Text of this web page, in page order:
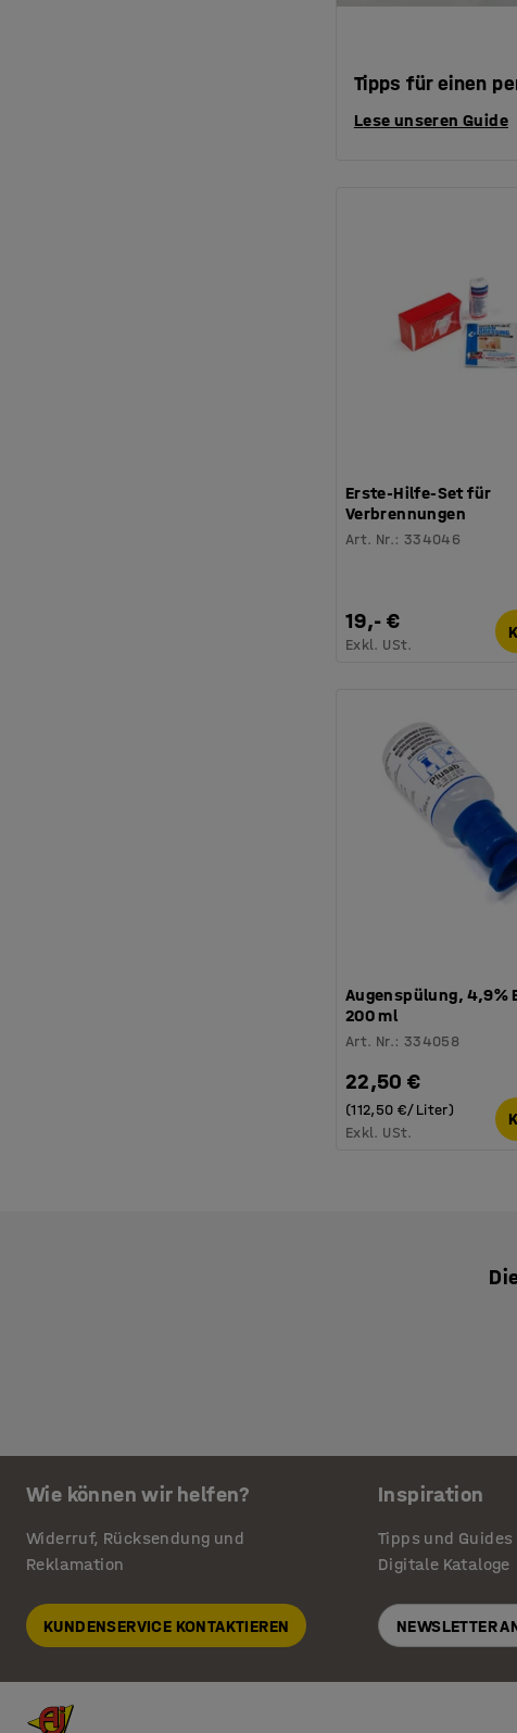
Tipps für einen
Lese unseren Guide
Erste-Hilfe-Set für
Verbrennungen
Art. Nr.: 334046
19,- €
Exkl. USt.
Augenspülung, 4,9%
200 ml
Art. Nr.: 334058
22,50 €
(112,50 €/Liter)
Exkl. USt.
Wie können wir helfen?
Widerruf, Rücksendung und
Reklamation
KUNDENSERVICE KONTAKTIEREN
Inspiration
Tipps und Guides
Digitale Kataloge
NEWSLETTER